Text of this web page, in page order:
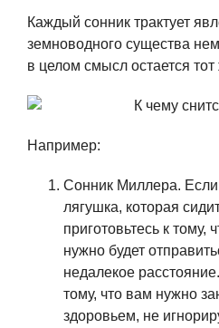
Каждый сонник трактует
земноводного существа
в целом смысл остается тот
Например:
Сонник Миллера.
лягушка, которая
приготовьтесь к тому,
нужно будет
недалекое
тому, что вам нужно
здоровьем, не